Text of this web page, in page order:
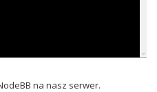
na nasz serwer.